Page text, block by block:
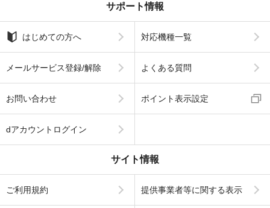
サポート情報
はじめての方へ 対応機種一覧
メールサービス登録/解除 よくある質問
お問い合わせ ポイント表示設定
dアカウントログイン
サイト情報
ご利用規約 提供事業者等に関する表示